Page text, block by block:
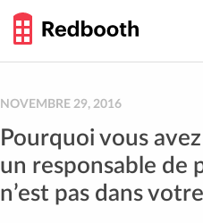
content
GUIDE
NOVEMBRE 29, 2016
Pourquoi vous
un responsable de
n’est pas dans